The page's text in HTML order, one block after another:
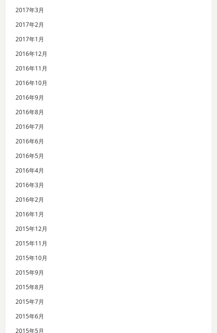
2017年3月
2017年2月
2017年1月
2016年12月
2016年11月
2016年10月
2016年9月
2016年8月
2016年7月
2016年6月
2016年5月
2016年4月
2016年3月
2016年2月
2016年1月
2015年12月
2015年11月
2015年10月
2015年9月
2015年8月
2015年7月
2015年6月
2015年5月